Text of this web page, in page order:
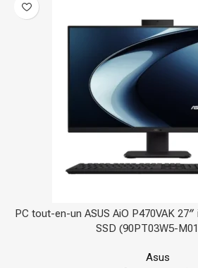
PC tout-en-un ASUS AiO P470VAK
SSD (90PT03W5-
Asus